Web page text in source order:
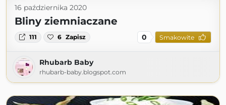
16 października 2020
Bliny ziemniaczane
111 6 Zapisz 0 Smakowite
Rhubarb Baby
rhubarb-baby.blogspot.com